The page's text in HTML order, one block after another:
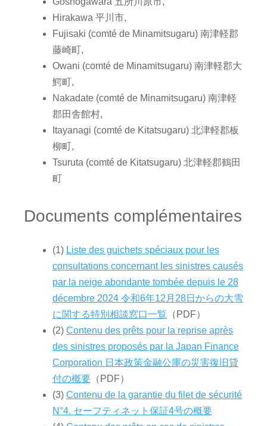
Hirakawa 平川市,
Fujisaki (comté de Minamitsugaru) 南津軽郡
藤崎町,
Owani (comté de Minamitsugaru) 南津軽郡大
鰐町,
Nakadate (comté de Minamitsugaru) 南津軽
郡田舎館村,
Itayanagi (comté de Kitatsugaru) 北津軽郡板
柳町,
Tsuruta (comté de Kitatsugaru) 北津軽郡鶴田
町
Documents complémentaires
(1) Liste des guichets spéciaux pour les
consultations concernant les sinistres causés
par la neige abondante tombée depuis le 28
décembre 2024 令和6年12月28日からの大雪
に関する特別相談窓口一覧 （PDF）
(2) Contenu des prêts pour la reprise après
des sinistres proposés par la Japan Finance
Corporation 日本政策金融公庫の災害復旧貸
付の概要 （PDF）
(3) Contenu de la garantie du filet de sécurité
N°4. セーフティネット保証4号の概要